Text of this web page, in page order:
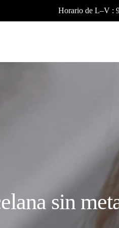
Horario de L–V :
sin